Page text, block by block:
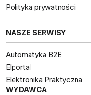
Polityka prywatności
NASZE SERWISY
Automatyka B2B
Elportal
Elektronika Praktyczna
WYDAWCA